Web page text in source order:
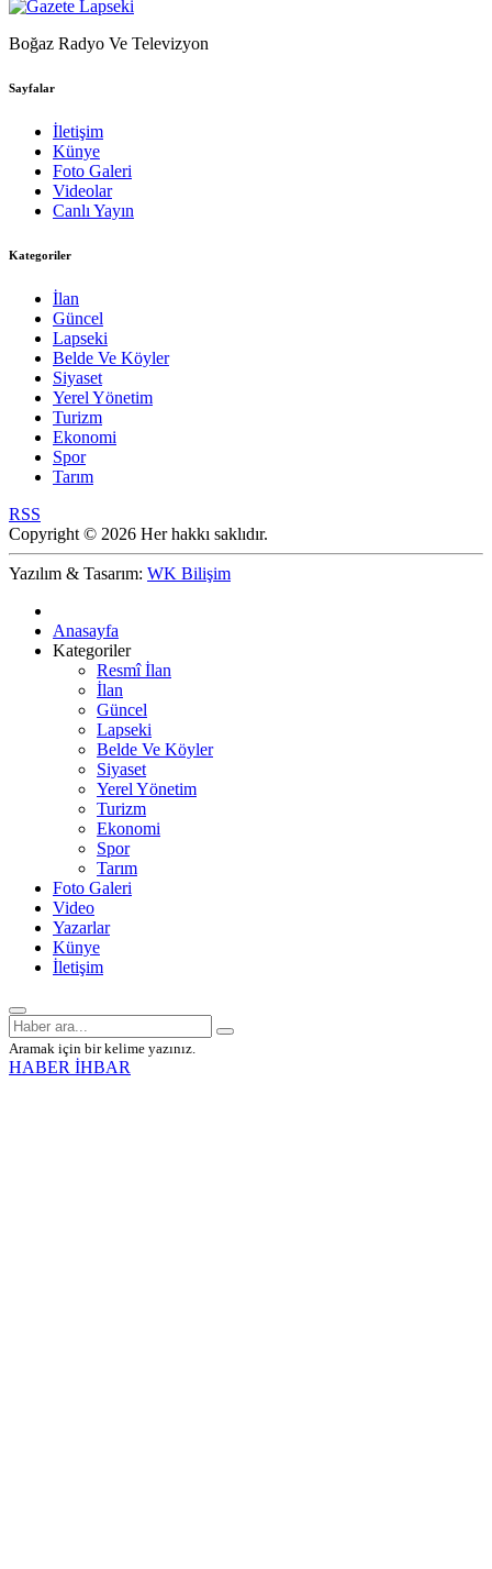
Boğaz Radyo Ve Televizyon
Sayfalar
İletişim
Künye
Foto Galeri
Videolar
Canlı Yayın
Kategoriler
İlan
Güncel
Lapseki
Belde Ve Köyler
Siyaset
Yerel Yönetim
Turizm
Ekonomi
Spor
Tarım
RSS
Copyright © 2026 Her hakkı saklıdır.
Yazılım & Tasarım: WK Bilişim
Anasayfa
Kategoriler
Resmî İlan
İlan
Güncel
Lapseki
Belde Ve Köyler
Siyaset
Yerel Yönetim
Turizm
Ekonomi
Spor
Tarım
Foto Galeri
Video
Yazarlar
Künye
İletişim
Aramak için bir kelime yazınız.
HABER İHBAR